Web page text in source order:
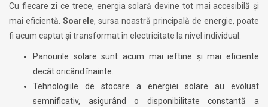
Cu fiecare zi ce trece, energia solară devine tot mai accesibilă și
mai eficientă. Soarele, sursa noastră principală de energie, poate
fi acum captat și transformat în electricitate la nivel individual.
Panourile solare sunt acum mai ieftine și mai eficiente
decât oricând înainte.
Tehnologiile de stocare a energiei solare au evoluat
semnificativ, asigurând o disponibilitate constantă a